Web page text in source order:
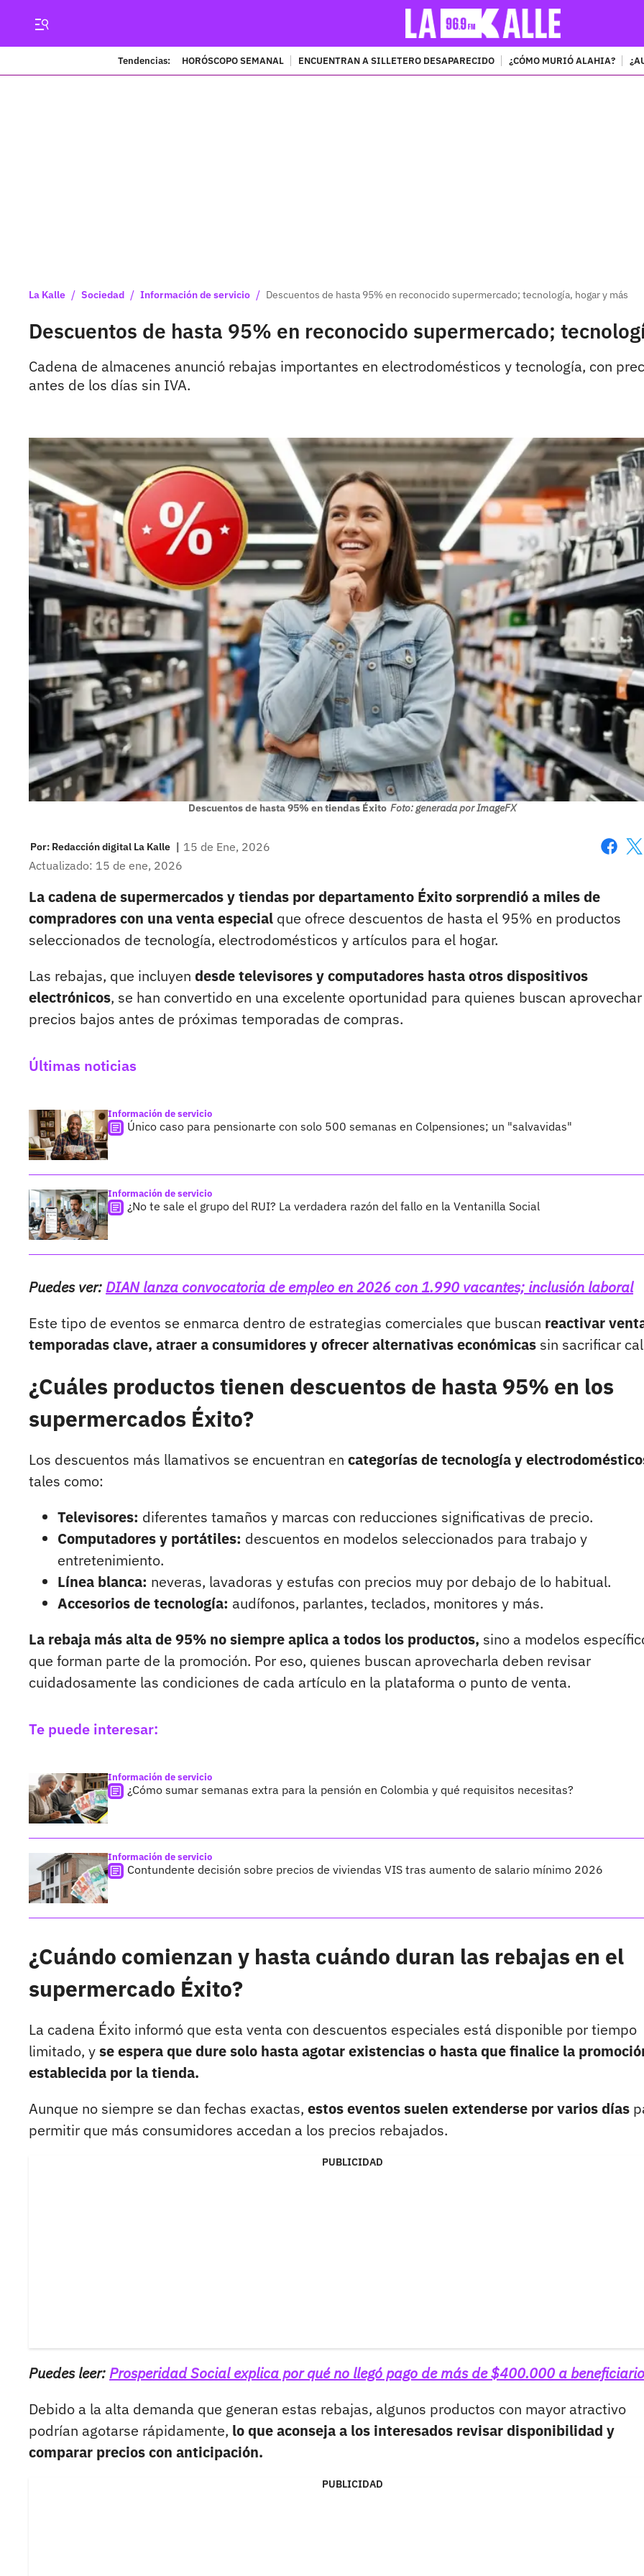
Tendencias: HORÓSCOPO SEMANAL ENCUENTRAN A SILLETERO DESAPARECIDO ¿CÓMO MURIÓ ALAHIA?
La Kalle / Sociedad / Información de servicio / Descuentos de hasta 95% en reconocido supermercado; tecnología, hogar y más
Descuentos de hasta 95% en reconocido supermercado;
Cadena de almacenes anunció rebajas importantes en electrodomésticos y tecnología, con
antes de los días sin IVA.
Descuentos de hasta 95% en tiendas Éxito Foto: generada por ImageFX
Por: Redacción digital La Kalle | 15 de Ene, 2026
Actualizado: 15 de ene, 2026
La cadena de supermercados y tiendas por departamento Éxito sorprendió a miles de
compradores con una venta especial que ofrece descuentos de hasta el 95% en productos
seleccionados de tecnología, electrodomésticos y artículos para el hogar.
Las rebajas, que incluyen desde televisores y computadores hasta otros dispositivos
electrónicos, se han convertido en una excelente oportunidad para quienes buscan aprovechar
precios bajos antes de próximas temporadas de compras.
Últimas noticias
Información de servicio
Único caso para pensionarte con solo 500 semanas en Colpensiones; un "salvavidas"
Información de servicio
¿No te sale el grupo del RUI? La verdadera razón del fallo en la Ventanilla Social
Puedes ver:DIAN lanza convocatoria de empleo en 2026 con 1.990 vacantes; inclusión laboral
Este tipo de eventos se enmarca dentro de estrategias comerciales que buscan reactivar
temporadas clave, atraer a consumidores y ofrecer alternativas económicas sin sacrificar
¿Cuáles productos tienen descuentos de hasta 95% en los
supermercados Éxito?
Los descuentos más llamativos se encuentran en categorías de tecnología y
tales como:
Televisores: diferentes tamaños y marcas con reducciones significativas de precio.
Computadores y portátiles: descuentos en modelos seleccionados para trabajo y
entretenimiento.
Línea blanca: neveras, lavadoras y estufas con precios muy por debajo de lo habitual.
Accesorios de tecnología: audífonos, parlantes, teclados, monitores y más.
La rebaja más alta de 95% no siempre aplica a todos los productos, sino a modelos
que forman parte de la promoción. Por eso, quienes buscan aprovecharla deben revisar
cuidadosamente las condiciones de cada artículo en la plataforma o punto de venta.
Te puede interesar:
Información de servicio
¿Cómo sumar semanas extra para la pensión en Colombia y qué requisitos necesitas?
Información de servicio
Contundente decisión sobre precios de viviendas VIS tras aumento de salario mínimo 2026
¿Cuándo comienzan y hasta cuándo duran las rebajas en el
supermercado Éxito?
La cadena Éxito informó que esta venta con descuentos especiales está disponible por tiempo
limitado, yse espera que dure solo hasta agotar existencias o hasta que finalice la
establecida por la tienda.
Aunque no siempre se dan fechas exactas, estos eventos suelen extenderse por varios días
permitir que más consumidores accedan a los precios rebajados.
PUBLICIDAD
Puedes leer:Prosperidad Social explica por qué no llegó pago de más de $400.000 a
Debido a la alta demanda que generan estas rebajas, algunos productos con mayor atractivo
podrían agotarse rápidamente, lo que aconseja a los interesados revisar disponibilidad y
comparar precios con anticipación.
PUBLICIDAD